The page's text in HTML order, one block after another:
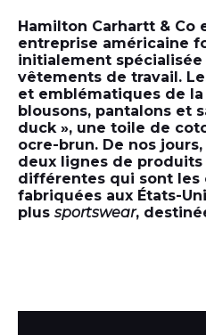
Hamilton Carhartt & Co
entreprise américaine
initialement
vêtements de travail.
et emblématiques de
blousons, pantalons et
duck », une toile de
ocre-brun. De nos
deux lignes de
différentes qui sont les
fabriquées aux États-
plussportswear,